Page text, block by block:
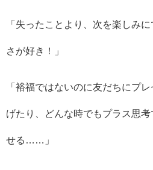
「失ったことより、次を楽しみ
さが好き！」
「裕福ではないのに友だちにプ
げたり、どんな時でもプラス思
せる……」